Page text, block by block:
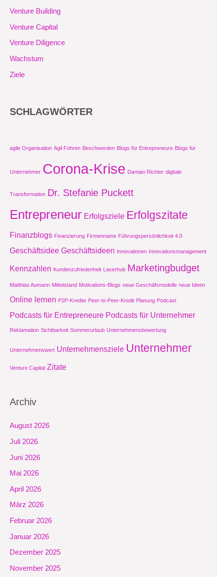
Venture Building
Venture Capital
Venture Diligence
Wachstum
Ziele
SCHLAGWÖRTER
agile Organisation Agil Führen Beschwerden Blogs für Entrepreneure Blogs für
Unternehmer Corona-Krise Damian Richter digitale
Transformation Dr. Stefanie Puckett
Entrepreneur Erfolgsziele Erfolgszitate
Finanzblogs Finanzierung Firmenname Führungspersönlichkeit 4.0
Geschäftsidee Geschäftsideen Innovationen Innovationsmanagement
Kennzahlen Kundenzufriedenheit Laserhub Marketingbudget
Matthias Aumann Mittelstand Motivations-Blogs neue Geschäfsmodelle neue Ideen
Online lernen P2P-Kredite Peer-to-Peer-Kredit Planung Podcast
Podcasts für Entrepreneure Podcasts für Unternehmer
Reklamation Sichtbarkeit Sommerurlaub Unternehmensbewertung
Unternehmenswert Unternehmensziele Unternehmer
Venture Capital Zitate
Archiv
August 2026
Juli 2026
Juni 2026
Mai 2026
April 2026
März 2026
Februar 2026
Januar 2026
Dezember 2025
November 2025